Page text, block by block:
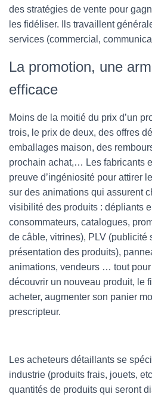
des stratégies de vente pour
les fidéliser. Ils travaillent
services (commercial,
La promotion, une
efficace
Moins de la moitié du prix d’un
trois, le prix de deux, des offres
emballages maison, des
prochain achat,… Les fabricants
preuve d’ingéniosité pour attirer
sur des animations qui assurent
visibilité des produits : dépliants
consommateurs, catalogues,
de câble, vitrines), PLV (publicité
présentation des produits),
animations, vendeurs … tout
découvrir un nouveau produit, le
acheter, augmenter son panier
prescripteur.
Les acheteurs détaillants se
industrie (produits frais, jouets,
quantités de produits qui seront